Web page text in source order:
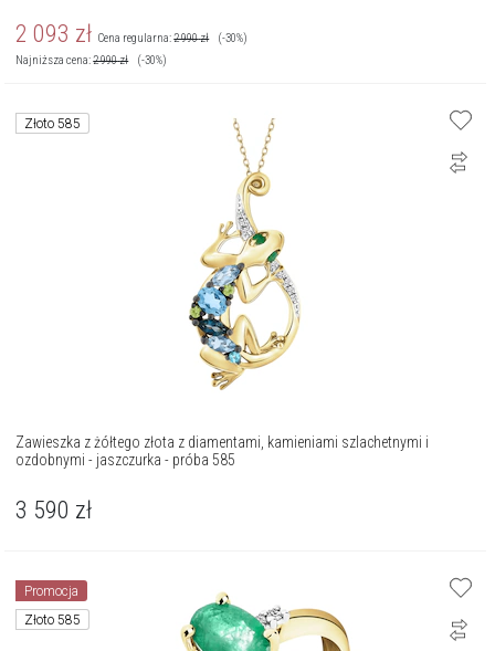
2 093 zł Cena regularna:2 990zł
(-30%)
Najniższa cena:2 990zł (-30%)
Złoto 585
Zawieszka z żółtego złota z diamentami, kamieniami szlachetnymi i
ozdobnymi - jaszczurka - próba 585
3 590 zł
Promocja
Złoto 585